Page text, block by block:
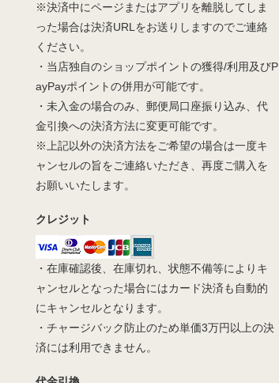
※決済中にページまたはアプリを離脱してしま
った場合は決済URLをお送りしますのでご連絡
ください。
・当店独自のショップポイントの獲得/利用及びP
ayPayポイントの併用が可能です。
・未入金の場合のみ、郵便局口座振り込み、代
金引換への決済方法に変更可能です。
※上記以外の決済方法をご希望の場合は一度キ
ャンセルの旨をご連絡いただき、再度ご購入を
お願いいたします。
クレジット
・在庫確認後、在庫切れ、状態不備等によりキ
ャンセルとなった場合にはカード決済も自動的
にキャンセルとなります。
・チャージバック防止のため単価3万円以上の決
済には利用できません。